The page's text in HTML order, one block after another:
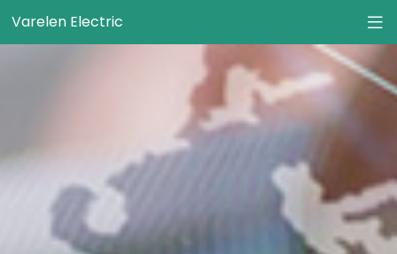
Varelen Electric